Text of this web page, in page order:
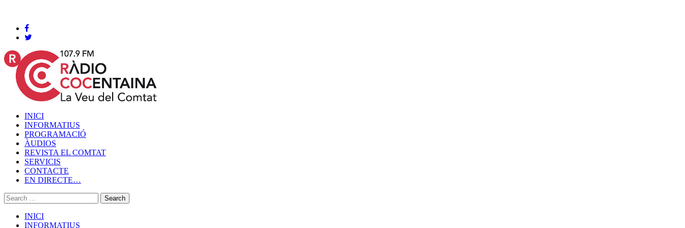
INICI
INFORMATIUS
PROGRAMACIÓ
ÀUDIOS
REVISTA EL COMTAT
SERVICIS
CONTACTE
EN DIRECTE…
INICI
INFORMATIUS